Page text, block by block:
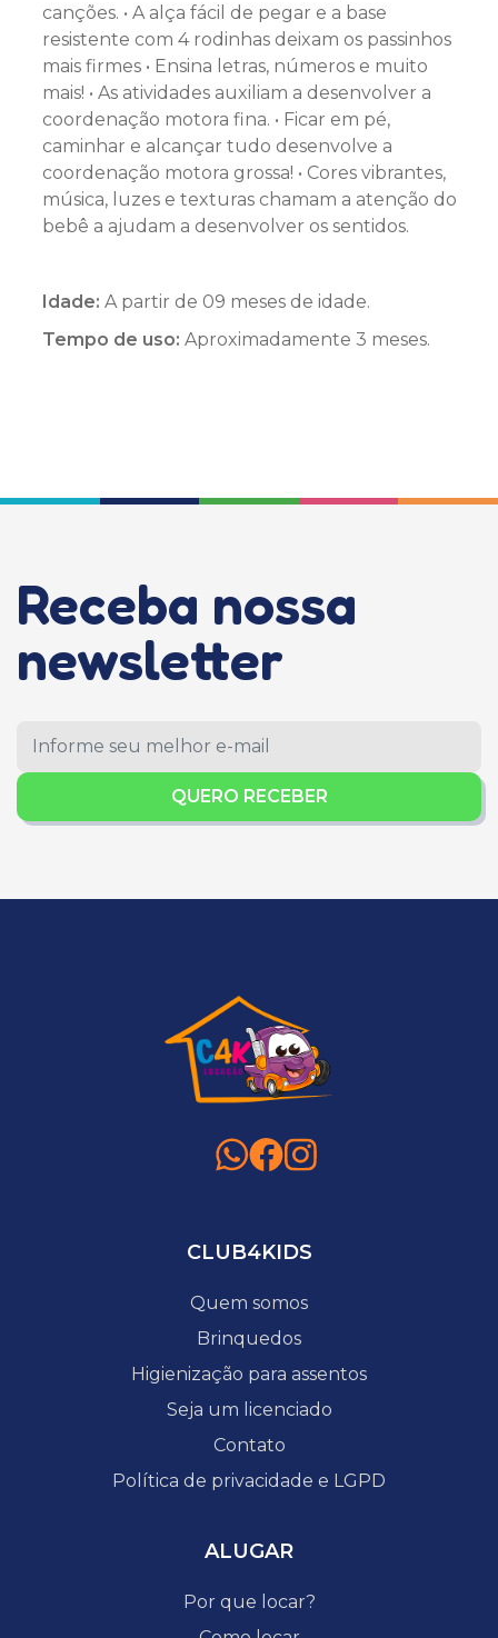
canções. • A alça fácil de pegar e a base
resistente com 4 rodinhas deixam os passinhos
mais firmes • Ensina letras, números e muito
mais! • As atividades auxiliam a desenvolver a
coordenação motora fina. • Ficar em pé,
caminhar e alcançar tudo desenvolve a
coordenação motora grossa! • Cores vibrantes,
música, luzes e texturas chamam a atenção do
bebê a ajudam a desenvolver os sentidos.
Idade: A partir de 09 meses de idade.
Tempo de uso: Aproximadamente 3 meses.
Receba nossa
newsletter
QUERO RECEBER
CLUB4KIDS
Quem somos
Brinquedos
Higienização para assentos
Seja um licenciado
Contato
Política de privacidade e LGPD
ALUGAR
Por que locar?